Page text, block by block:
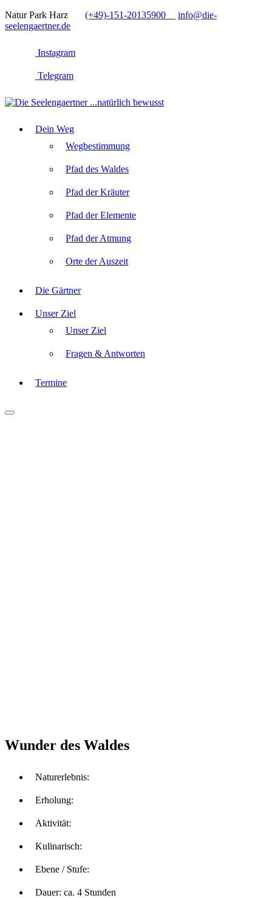
Natur Park Harz (+49)-151-20135900
info@die-
seelengaertner.de
Instagram
Telegram
Dein Weg
Wegbestimmung
Pfad des Waldes
Pfad der Kräuter
Pfad der Elemente
Pfad der Atmung
Orte der Auszeit
Die Gärtner
Unser Ziel
Unser Ziel
Fragen & Antworten
Termine
Wunder des Waldes
Naturerlebnis:
Erholung:
Aktivität:
Kulinarisch:
Ebene / Stufe:
Dauer: ca. 4 Stunden